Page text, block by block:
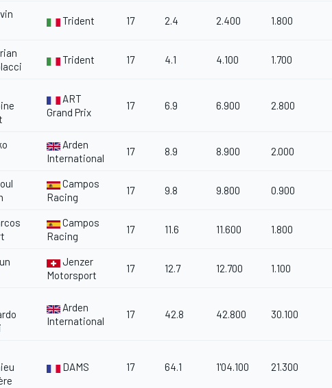
Trident 17 2.4 2.400 1.800
Trident 17 4.1 4.100 1.700
ART
Grand Prix
17 6.9 6.900 2.800
Arden
International
17 8.9 8.900 2.000
Campos
Racing
17 9.8 9.800 0.900
Campos
Racing
17 11.6 11.600 1.800
Jenzer
Motorsport
17 12.7 12.700 1.100
Arden
International
17 42.8 42.800 30.100
DAMS 17 64.1 1'04.100 21.300